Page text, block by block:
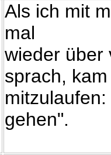
Als ich mit
mal
wieder über
sprach,
gehen".